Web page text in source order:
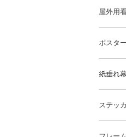
屋外用
ポスター
紙垂れ幕
ステッ